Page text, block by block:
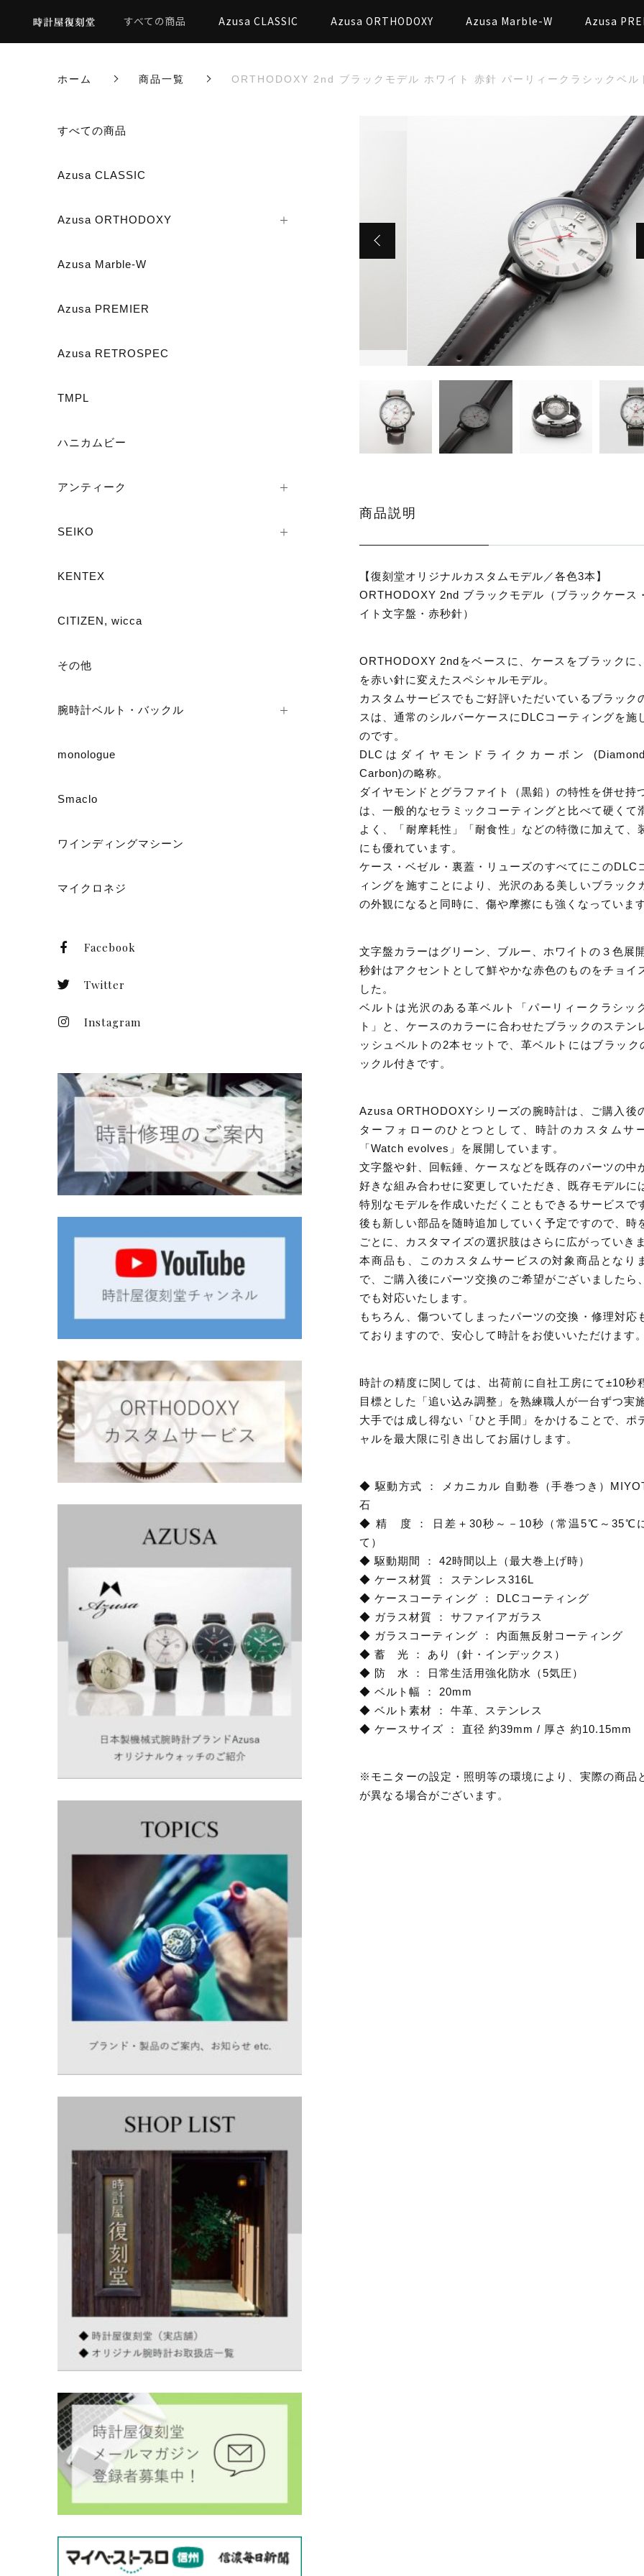
すべての商品 Azusa CLASSIC Azusa ORTHODOXY Azusa Marble-W Azusa
ホーム 商品一覧 ORTHODOXY 2nd ブラックモデル ホワイト 赤針 パーリィークラシックベル
商品説明
【復刻堂オリジナルカスタムモデル／各色3本】
ORTHODOXY 2nd ブラックモデル（ブラックケース
イト文字盤・赤秒針）
ORTHODOXY 2ndをベースに、ケースをブラックに
を赤い針に変えたスペシャルモデル。
カスタムサービスでもご好評いただいているブラック
スは、通常のシルバーケースにDLCコーティングを施
のです。
DLCはダイヤモンドライクカーボン
Carbon)の略称。
ダイヤモンドとグラファイト（黒鉛）の特性を併せ持
は、一般的なセラミックコーティングと比べて硬くて
よく、「耐摩耗性」「耐食性」などの特徴に加えて、
にも優れています。
ケース・ベゼル・裏蓋・リューズのすべてにこのDLC
ィングを施すことにより、光沢のある美しいブラック
の外観になると同時に、傷や摩擦にも強くなっていま
文字盤カラーはグリーン、ブルー、ホワイトの３色展
秒針はアクセントとして鮮やかな赤色のものをチョイ
した。
ベルトは光沢のある革ベルト「パーリィークラシッ
ト」と、ケースのカラーに合わせたブラックのステン
ッシュベルトの2本セットで、革ベルトにはブラック
ックル付きです。
Azusa ORTHODOXYシリーズの腕時計は、ご購入後
ターフォローのひとつとして、時計のカスタムサ
「Watch evolves」を展開しています。
文字盤や針、回転錘、ケースなどを既存のパーツの中
好きな組み合わせに変更していただき、既存モデルに
特別なモデルを作成いただくこともできるサービスで
後も新しい部品を随時追加していく予定ですので、時
ごとに、カスタマイズの選択肢はさらに広がっていき
本商品も、このカスタムサービスの対象商品となり
で、ご購入後にパーツ交換のご希望がございましたら
でも対応いたします。
もちろん、傷ついてしまったパーツの交換・修理対応
ておりますので、安心して時計をお使いいただけます
時計の精度に関しては、出荷前に自社工房にて±10秒
目標とした「追い込み調整」を熟練職人が一台ずつ実
大手では成し得ない「ひと手間」をかけることで、ポ
ャルを最大限に引き出してお届けします。
◆ 駆動方式 ： メカニカル 自動巻（手巻つき）
石
◆ 精 度 ： 日差＋30秒～－10秒（常温5℃～35℃
て）
◆ 駆動期間 ： 42時間以上（最大巻上げ時）
◆ ケース材質 ： ステンレス316L
◆ ケースコーティング ： DLCコーティング
◆ ガラス材質 ： サファイアガラス
◆ ガラスコーティング ： 内面無反射コーティング
◆ 蓄 光 ： あり（針・インデックス）
◆ 防 水 ： 日常生活用強化防水（5気圧）
◆ ベルト幅 ： 20mm
◆ ベルト素材 ： 牛革、ステンレス
◆ ケースサイズ ： 直径 約39mm / 厚さ 約10.15mm
※モニターの設定・照明等の環境により、実際の商品
が異なる場合がございます。
すべての商品
Azusa CLASSIC
Azusa ORTHODOXY
Azusa Marble-W
Azusa PREMIER
Azusa RETROSPEC
TMPL
ハニカムビー
アンティーク
SEIKO
KENTEX
CITIZEN, wicca
その他
腕時計ベルト・バックル
monologue
Smaclo
ワインディングマシーン
マイクロネジ
Facebook
Twitter
Instagram
ORTHODOXY 2nd ブラックモデル ホワイト 赤針 パーリィークラシックベルト